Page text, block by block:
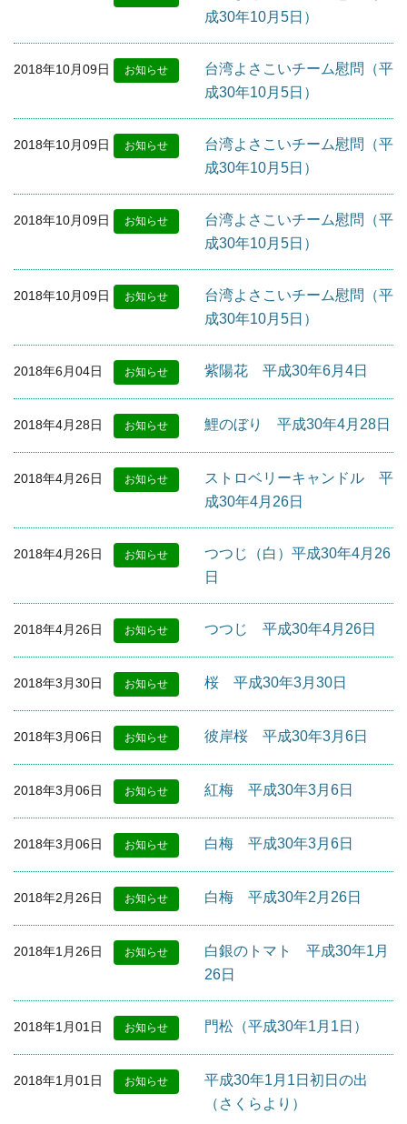
成30年10月5日）
2018年10月09日 お知らせ
台湾よさこいチーム慰問（平
成30年10月5日）
2018年10月09日 お知らせ
台湾よさこいチーム慰問（平
成30年10月5日）
2018年10月09日 お知らせ
台湾よさこいチーム慰問（平
成30年10月5日）
2018年10月09日 お知らせ
台湾よさこいチーム慰問（平
成30年10月5日）
2018年6月04日 お知らせ 紫陽花 平成30年6月4日
2018年4月28日 お知らせ 鯉のぼり 平成30年4月28日
2018年4月26日 お知らせ
ストロベリーキャンドル 平
成30年4月26日
2018年4月26日 お知らせ
つつじ（白）平成30年4月26
日
2018年4月26日 お知らせ つつじ 平成30年4月26日
2018年3月30日 お知らせ 桜 平成30年3月30日
2018年3月06日 お知らせ 彼岸桜 平成30年3月6日
2018年3月06日 お知らせ 紅梅 平成30年3月6日
2018年3月06日 お知らせ 白梅 平成30年3月6日
2018年2月26日 お知らせ 白梅 平成30年2月26日
2018年1月26日 お知らせ
白銀のトマト 平成30年1月
26日
2018年1月01日 お知らせ 門松（平成30年1月1日）
2018年1月01日 お知らせ
平成30年1月1日初日の出
（さくらより）